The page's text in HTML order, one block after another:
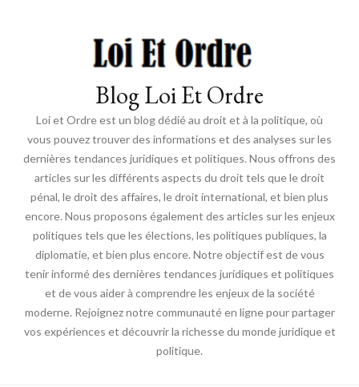
Blog Loi Et Ordre
Loi et Ordre est un blog dédié au droit et à la politique, où
vous pouvez trouver des informations et des analyses sur les
dernières tendances juridiques et politiques. Nous offrons des
articles sur les différents aspects du droit tels que le droit
pénal, le droit des affaires, le droit international, et bien plus
encore. Nous proposons également des articles sur les enjeux
politiques tels que les élections, les politiques publiques, la
diplomatie, et bien plus encore. Notre objectif est de vous
tenir informé des dernières tendances juridiques et politiques
et de vous aider à comprendre les enjeux de la société
moderne. Rejoignez notre communauté en ligne pour partager
vos expériences et découvrir la richesse du monde juridique et
politique.